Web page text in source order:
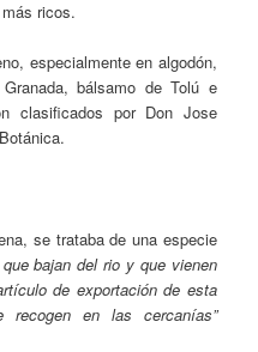
ricos.
especialmente en algodón,
bálsamo de Tolú e
clasificados por Don Jose
se trataba de una especie
bajan del rio y que vienen
de exportación de esta
en las cercanías”